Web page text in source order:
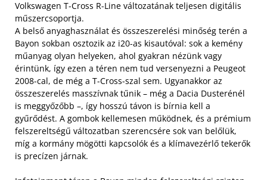
Volkswagen T-Cross R-Line változatának teljesen digitális
műszercsoportja.
A belső anyaghasználat és összeszerelési minőség terén a
Bayon sokban osztozik az i20-as kisautóval: sok a kemény
műanyag olyan helyeken, ahol gyakran nézünk vagy
érintünk, így ezen a téren nem tud versenyezni a Peugeot
2008-cal, de még a T-Cross-szal sem. Ugyanakkor az
összeszerelés masszívnak tűnik – még a Dacia Dusterénél
is meggyőzőbb –, így hosszú távon is bírnia kell a
gyűrődést. A gombok kellemesen működnek, és a prémium
felszereltségű változatban szerencsére sok van belőlük,
míg a kormány mögötti kapcsolók és a klímavezérlő tekerők
is precízen járnak.